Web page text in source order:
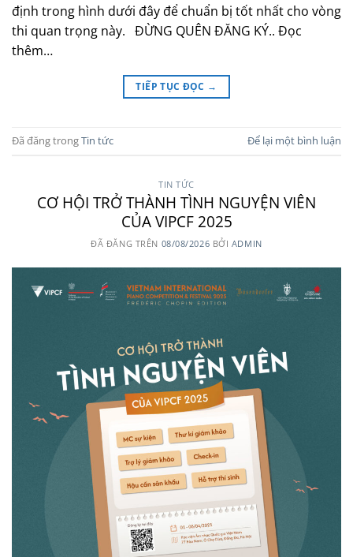
định trong hình dưới đây để chuẩn bị tốt nhất cho vòng
thi quan trọng này. ĐỪNG QUÊN ĐĂNG KÝ.. Đọc
thêm…
TIẾP TỤC ĐỌC →
Đã đăng trongTin tức Để lại một bình luận
TIN TỨC
CƠ HỘI TRỞ THÀNH TÌNH NGUYỆN VIÊN
CỦA VIPCF 2025
ĐÃ ĐĂNG TRÊN 08/08/2026 BỞI ADMIN